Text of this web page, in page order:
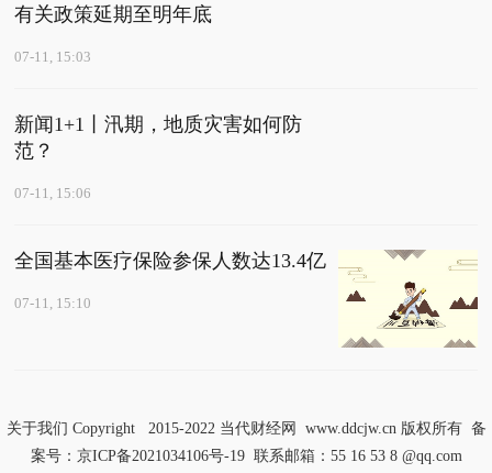
有关政策延期至明年底
07-11, 15:03
新闻1+1丨汛期，地质灾害如何防
范？
07-11, 15:06
全国基本医疗保险参保人数达13.4亿
07-11, 15:10
关于我们 Copyright 2015-2022 当代财经网
www.ddcjw.cn 版权所有 备
案号： 京ICP备2021034106号-19联系邮箱：55 16 53 8 @qq.com